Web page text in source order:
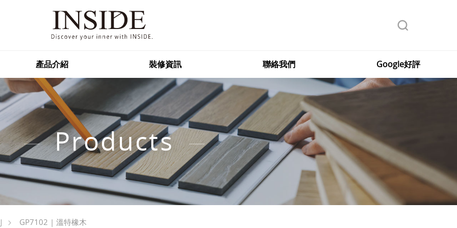
產品介紹 裝修資訊 聯絡我們 Google好評
Products
GP7102 | 溫特橡木